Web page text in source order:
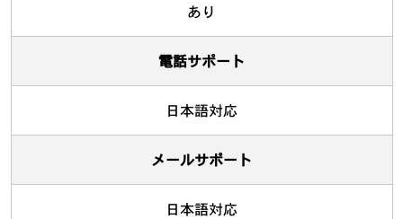
あり
電話サポート
日本語対応
メールサポート
日本語対応